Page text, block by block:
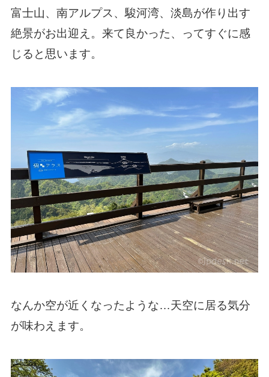
富士山、南アルプス、駿河湾、淡島が作り出す
絶景がお出迎え。来て良かった、ってすぐに感
じると思います。
なんか空が近くなったような…天空に居る気分
が味わえます。